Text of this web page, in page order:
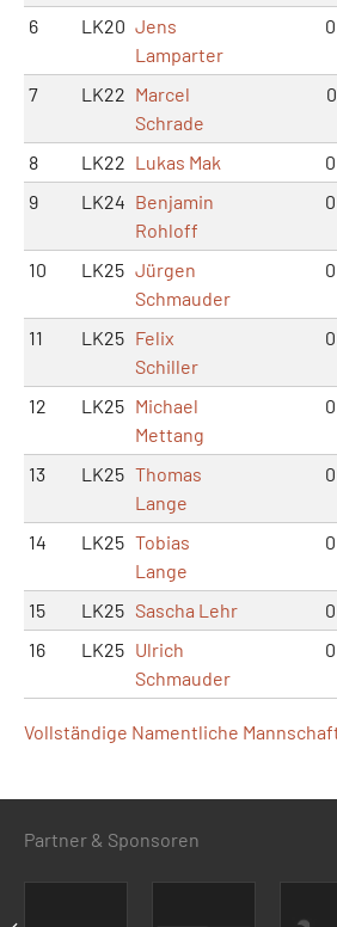
6 LK20 Jens
Lamparter
7 LK22 Marcel
Schrade
8 LK22 Lukas Mak
9
LK24 Benjamin
Rohloff
10 LK25 Jürgen
Schmauder
11 LK25 Felix
Schiller
12 LK25 Michael
Mettang
13 LK25 Thomas
Lange
14 LK25 Tobias
Lange
15 LK25 Sascha Lehr
16
LK25 Ulrich
Schmauder
Vollständige Namentliche
Partner & Sponsoren